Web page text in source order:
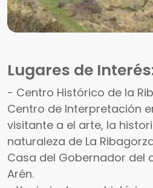
Lugares de
- Centro Histórico de la
Centro de Interpretación
visitante a el arte, la
naturaleza de La
Casa del Gobernador del
Arén.